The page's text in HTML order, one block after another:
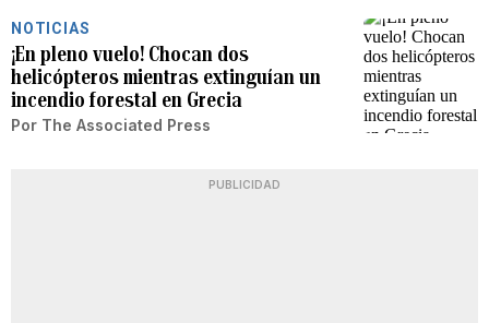
NOTICIAS
¡En pleno vuelo! Chocan dos
helicópteros mientras extinguían un
incendio forestal en Grecia
Por The Associated Press
PUBLICIDAD